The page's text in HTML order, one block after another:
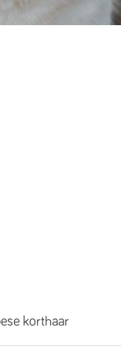
korthaar